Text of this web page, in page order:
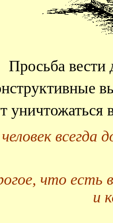
Просьба вести
всегда
что есть
и